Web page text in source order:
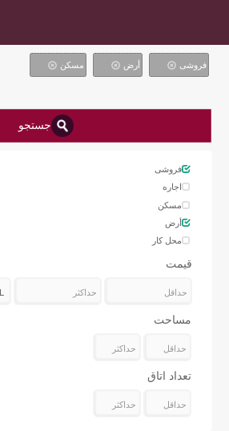
فروشی أرض مسکن
جستجو
فروشی
اجاره
مسکن
أرض
محل کار
قیمت
مساحت
تعداد اتاق